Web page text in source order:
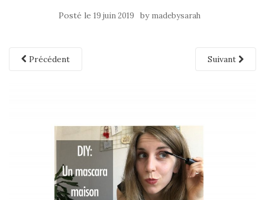
Posté le 19 juin 2019 by madebysarah
Précédent Suivant